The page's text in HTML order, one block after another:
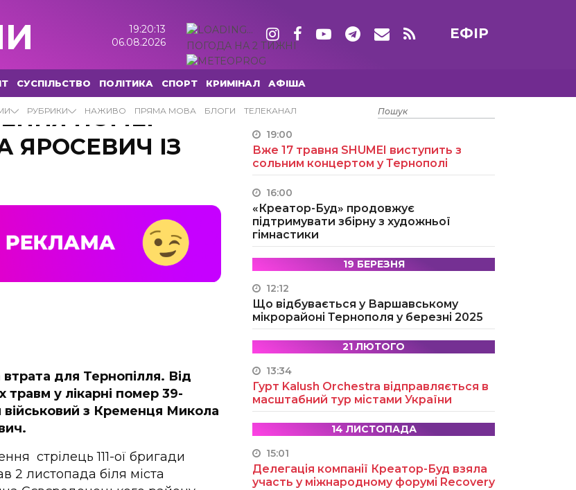
19:20:14
06.08.2026
ПОГОДА НА 2 ТИЖНІ
ЕФІР
СУСПІЛЬСТВО ПОЛІТИКА СПОРТ КРИМІНАЛ АФІША
РУБРИКИ НАЖИВО ПРЯМА МОВА БЛОГИ ТЕЛЕКАНАЛ
ПОМЕР
ЯРОСЕВИЧ ІЗ
для Тернопілля. Від
травм у лікарні помер 39-
військовий з Кременця Микола
стрілець 111-ої бригади
2 листопада біля міста
15 ТРАВНЯ
19:00
Вже 17 травня SHUMEI виступить з
сольним концертом у Тернополі
16:00
«Креатор-Буд» продовжує
підтримувати збірну з художньої
гімнастики
19 БЕРЕЗНЯ
12:12
Що відбувається у Варшавському
мікрорайоні Тернополя у березні 2025
21 ЛЮТОГО
13:34
Гурт Kalush Orchestra відправляється в
масштабний тур містами України
14 ЛИСТОПАДА
15:01
Делегація компанії Креатор-Буд взяла
участь у міжнародному форумі Recovery